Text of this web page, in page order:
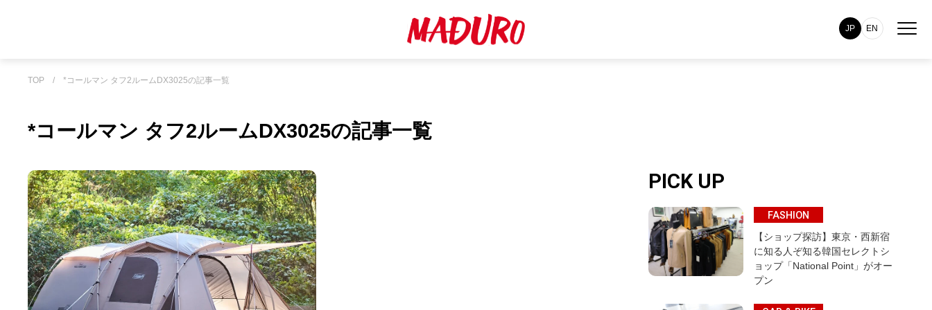
JP EN
TOP / *コールマン タフ2ルームDX3025の記事一覧
*コールマン タフ2ルームDX3025の記事一覧
PICK UP
FASHION
【ショップ探訪】東京・西新宿
に知る人ぞ知る韓国セレクトシ
ョップ「National Point」がオー
プン